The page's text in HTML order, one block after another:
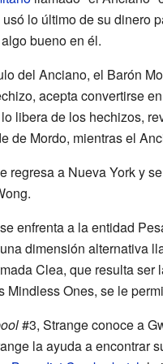
lo último de su dinero
bueno en él.
del Anciano, el Barón
acepta convertirse
libera de los hechizos,
de Mordo, mientras el
regresa a Nueva York y
enfrenta a la entidad
dimensión alternativa
Clea, que resulta
Ones, se le
#3, Strange conoce a
la ayuda a encontrar